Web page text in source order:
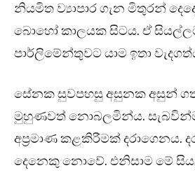
නියමිත ව්‍යාපාර ගැන මිතුරන්
බොහෝ කාලයක සිටය. ඒ
පාර්ලිමේන්තුවට යාම ඉතා
සේනක සුවපහසු අසුනක අසුන්
මුහුණවත් නොබලමින්ය.
අප්‍රමාණ කළකිරීමක් දරාගෙනය.
දෙනෙකු නොවේ. එනිසාම මේ